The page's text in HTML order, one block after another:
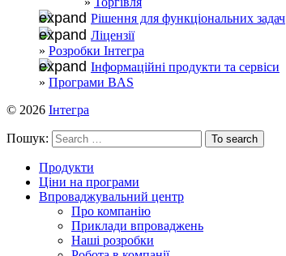
Рішення для функціональних задач
Ліцензії
Розробки Інтегра
Інформаційні продукти та сервіси
Програми BAS
© 2026 Інтегра
Пошук:
Продукти
Ціни на програми
Впроваджувальний центр
Про компанію
Приклади впроваджень
Наші розробки